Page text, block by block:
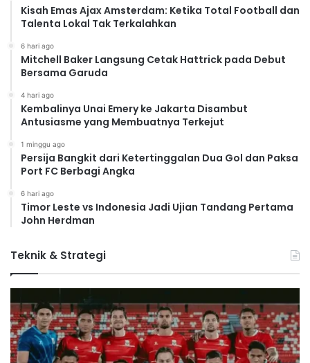
Kisah Emas Ajax Amsterdam: Ketika Total Football dan
Talenta Lokal Tak Terkalahkan
6 hari ago
Mitchell Baker Langsung Cetak Hattrick pada Debut
Bersama Garuda
4 hari ago
Kembalinya Unai Emery ke Jakarta Disambut
Antusiasme yang Membuatnya Terkejut
1 minggu ago
Persija Bangkit dari Ketertinggalan Dua Gol dan Paksa
Port FC Berbagi Angka
6 hari ago
Timor Leste vs Indonesia Jadi Ujian Tandang Pertama
John Herdman
Teknik & Strategi